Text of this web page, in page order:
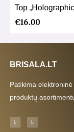
Top
€16.00
BRISALA.LT
Patikima
produktų
F
a
c
I
n
s